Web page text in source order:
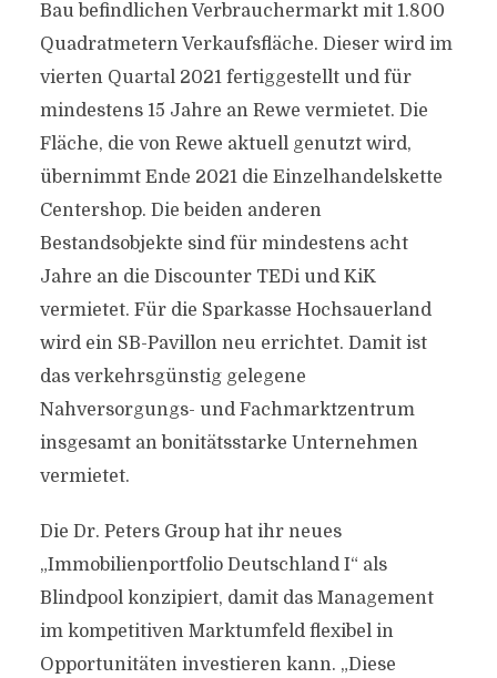
Bau befindlichen Verbrauchermarkt mit 1.800
Quadratmetern Verkaufsfläche. Dieser wird im
vierten Quartal 2021 fertiggestellt und für
mindestens 15 Jahre an Rewe vermietet. Die
Fläche, die von Rewe aktuell genutzt wird,
übernimmt Ende 2021 die Einzelhandelskette
Centershop. Die beiden anderen
Bestandsobjekte sind für mindestens acht
Jahre an die Discounter TEDi und KiK
vermietet. Für die Sparkasse Hochsauerland
wird ein SB-Pavillon neu errichtet. Damit ist
das verkehrsgünstig gelegene
Nahversorgungs- und Fachmarktzentrum
insgesamt an bonitätsstarke Unternehmen
vermietet.
Die Dr. Peters Group hat ihr neues
„Immobilienportfolio Deutschland I“ als
Blindpool konzipiert, damit das Management
im kompetitiven Marktumfeld flexibel in
Opportunitäten investieren kann. „Diese